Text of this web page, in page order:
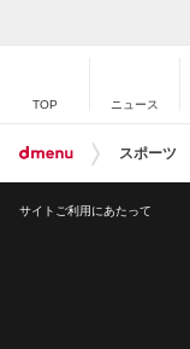
TOP ニュース
スポーツ
サイトご利用にあたって